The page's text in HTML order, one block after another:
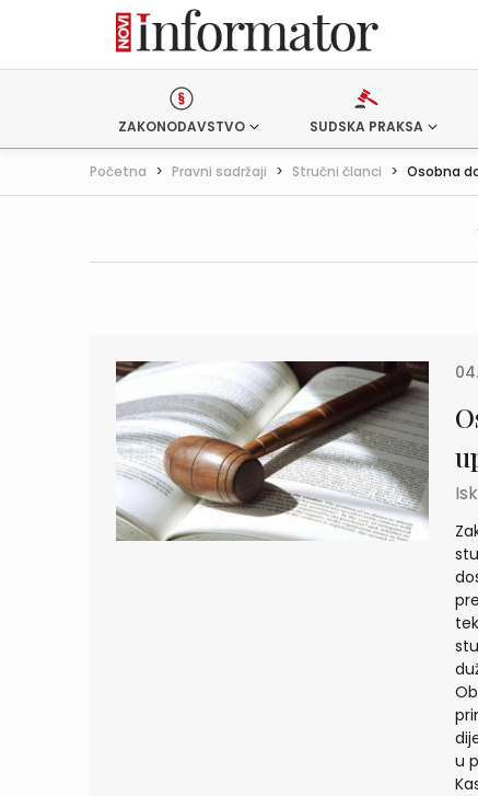
ZAKONODAVSTVO SUDSKA PRAKSA
Početna > Pravni sadržaji > Stručni članci > Osobna
u